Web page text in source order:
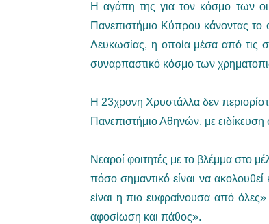
Η αγάπη της για τον κόσμο των
Πανεπιστήμιο Κύπρου κάνοντας το
Λευκωσίας, η οποία μέσα από τις
συναρπαστικό κόσμο των
Η 23χρονη Χρυστάλλα δεν
Πανεπιστήμιο Αθηνών, με
Νεαροί φοιτητές με το βλέμμα στο
πόσο σημαντικό είναι να
είναι η πιο ευφραίνουσα από
αφοσίωση και πάθος».